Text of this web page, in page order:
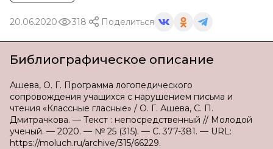
20.06.2020 318 Поделиться
Библиографическое описание
Ашева, О. Г. Программа логопедического
сопровождения учащихся с нарушением письма и
чтения «Классные гласные» / О. Г. Ашева, С. П.
Дмитрачкова. — Текст : непосредственный // Молодой
ученый. — 2020. — № 25 (315). — С. 377-381. — URL:
https://moluch.ru/archive/315/66229.